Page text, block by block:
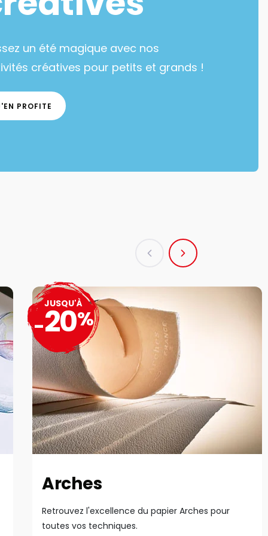
un été magique avec nos
créatives pour petits et grands !
PROFITE
Arches
Retrouvez l'excellence du papier Arches pour
toutes vos techniques.
JUSQU'À
-20%